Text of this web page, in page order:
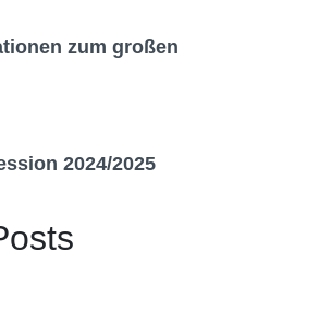
zum großen
2024/2025